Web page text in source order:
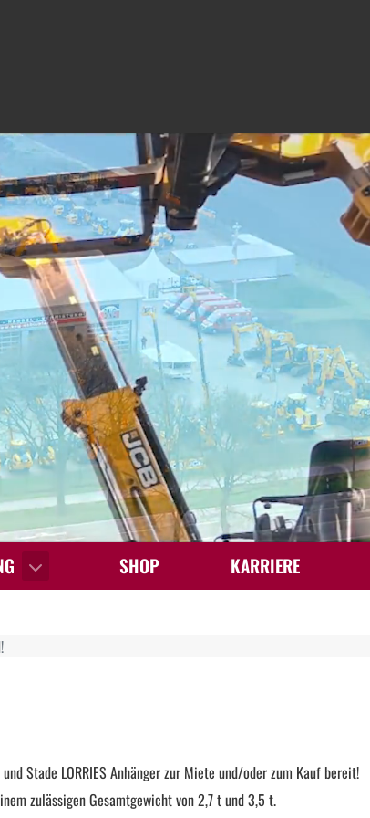
SHOP KARRIERE
Stade LORRIES Anhänger zur Miete und/oder zum Kauf bereit!
zulässigen Gesamtgewicht von 2,7 t und 3,5 t.